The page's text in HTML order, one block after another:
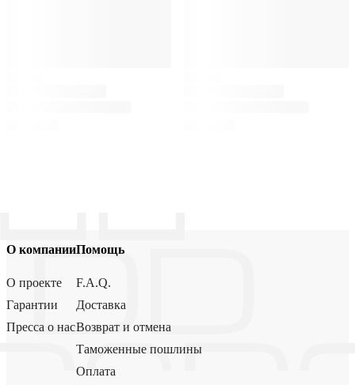
О компании
О проекте
Гарантии
Пресса о нас
Помощь
F.A.Q.
Доставка
Возврат и отмена
Таможенные пошлины
Оплата